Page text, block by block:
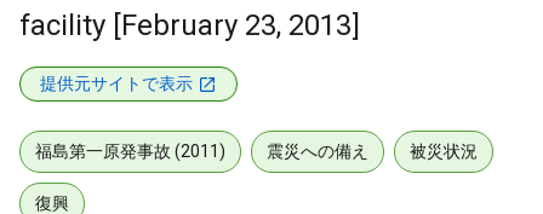
facility [February 23, 2013]
提供元サイトで表示
福島第一原発事故 (2011) 震災への備え 被災状況
復興